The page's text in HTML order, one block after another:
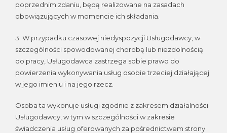
poprzednim zdaniu, będą realizowane na zasadach
obowiązujących w momencie ich składania.
3. W przypadku czasowej niedyspozycji Usługodawcy, w
szczególności spowodowanej chorobą lub niezdolnością
do pracy, Usługodawca zastrzega sobie prawo do
powierzenia wykonywania usług osobie trzeciej działającej
w jego imieniu i na jego rzecz.
Osoba ta wykonuje usługi zgodnie z zakresem działalności
Usługodawcy, w tym w szczególności w zakresie
świadczenia usług oferowanych za pośrednictwem strony